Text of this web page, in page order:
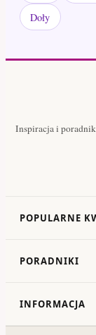
Doły
Inspiracja i
POPULARNE
PORADNIKI
INFORMACJA